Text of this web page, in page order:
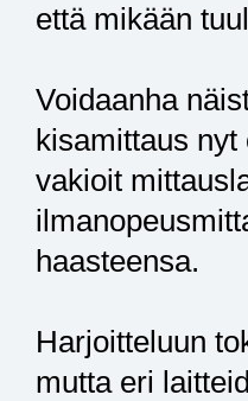
että mikään
Voidaanha
kisamittaus nyt
vakioit
haasteensa.
Harjoitteluun
mutta eri